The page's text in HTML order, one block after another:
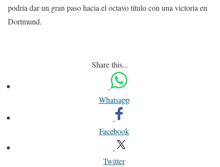
podría dar un gran paso hacia el octavo título con una victoria en
Dortmund.
Share this...
Whatsapp
Facebook
Twitter